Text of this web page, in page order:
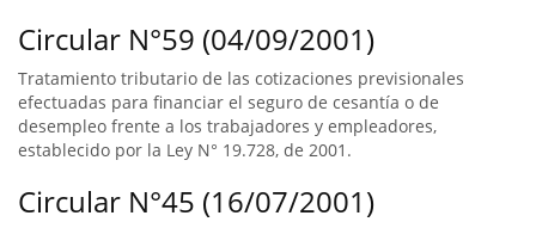
Circular N°59 (04/09/2001)
Tratamiento tributario de las cotizaciones previsionales
efectuadas para financiar el seguro de cesantía o de
desempleo frente a los trabajadores y empleadores,
establecido por la Ley N° 19.728, de 2001.
Circular N°45 (16/07/2001)